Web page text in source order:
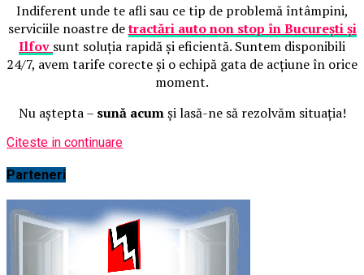
Indiferent unde te afli sau ce tip de problemă întâmpini,
serviciile noastre detractări auto non stop în București și
Ilfov sunt soluția rapidă și eficientă. Suntem disponibili
24/7, avem tarife corecte și o echipă gata de acțiune în orice
moment.
Nu aștepta – sună acumși lasă-ne să rezolvăm situația!
Citeste in continuare
Parteneri